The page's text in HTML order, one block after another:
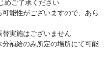
能性がございますので、あら
実施はございません
補給のみ所定の場所にて可能